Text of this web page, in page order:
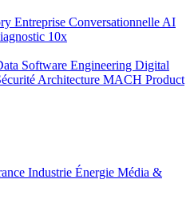
Entreprise Conversationnelle AI
10x
Software Engineering Digital
Architecture MACH Product
Industrie Énergie Média &